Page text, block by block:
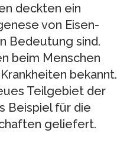
deckten ein
von Eisen-
Bedeutung sind.
beim Menschen
bekannt.
Teilgebiet der
Beispiel für die
geliefert.